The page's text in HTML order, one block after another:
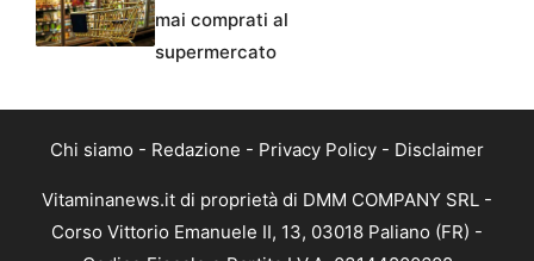
mai comprati al
supermercato
Chi siamo - Redazione - Privacy Policy - Disclaimer
Vitaminanews.it di proprietà di DMM COMPANY SRL -
Corso Vittorio Emanuele II, 13, 03018 Paliano (FR) -